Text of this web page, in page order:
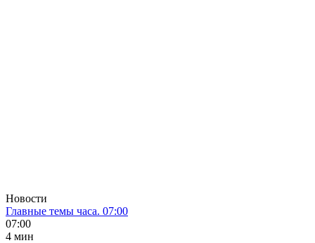
Новости
Главные темы часа. 07:00
07:00
4 мин